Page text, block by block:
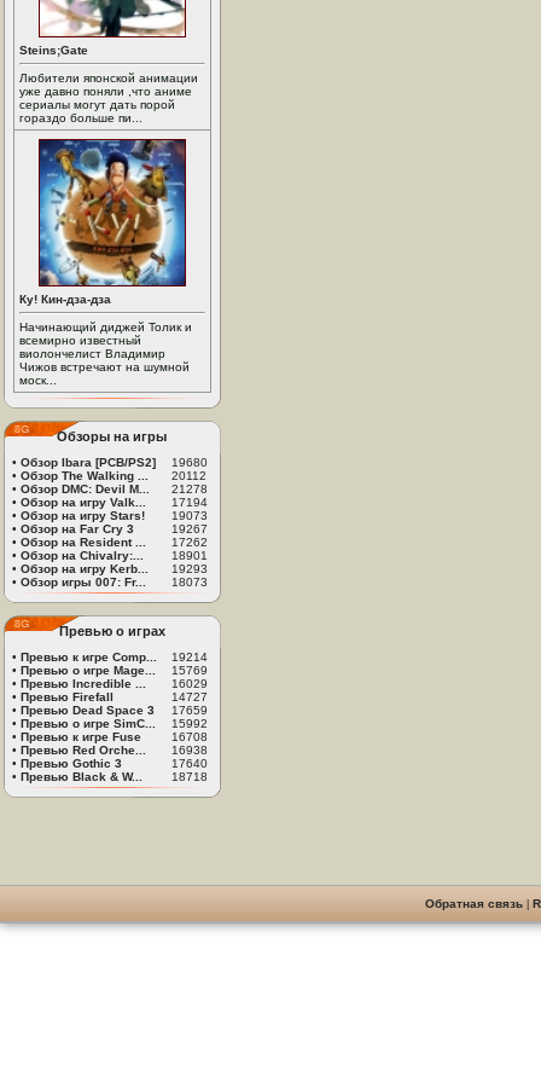
Steins;Gate
Любители японской анимации
уже давно поняли ,что аниме
сериалы могут дать порой
гораздо больше пи...
Ку! Кин-дза-дза
Начинающий диджей Толик и
всемирно известный
виолончелист Владимир
Чижов встречают на шумной
моск...
Обзоры на игры
• Обзор Ibara [PCB/PS2]
19680
• Обзор The Walking ...
20112
• Обзор DMC: Devil M...
21278
• Обзор на игру Valk...
17194
• Обзор на игру Stars!
19073
• Обзор на Far Cry 3
19267
• Обзор на Resident ...
17262
• Обзор на Chivalry:...
18901
• Обзор на игру Kerb...
19293
• Обзор игры 007: Fr... 18073
Превью о играх
• Превью к игре Comp...
19214
• Превью о игре Mage...
15769
• Превью Incredible ...
16029
• Превью Firefall
14727
• Превью Dead Space 3
17659
• Превью о игре SimC...
15992
• Превью к игре Fuse
16708
• Превью Red Orche...
16938
• Превью Gothic 3
17640
• Превью Black & W... 18718
Обратная связь